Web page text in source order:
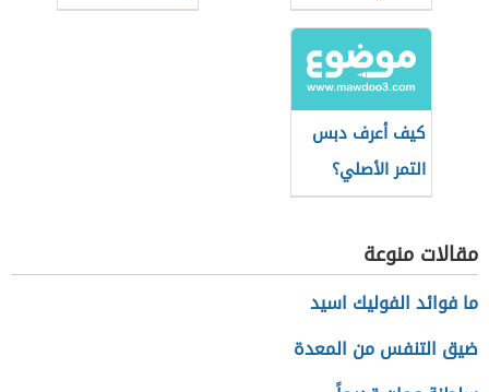
كيف أعرف دبس
التمر الأصلي؟
مقالات منوعة
ما فوائد الفوليك اسيد
ضيق التنفس من المعدة